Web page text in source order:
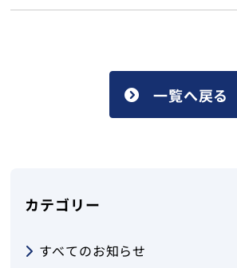
一覧へ戻る
カテゴリー
すべてのお知らせ